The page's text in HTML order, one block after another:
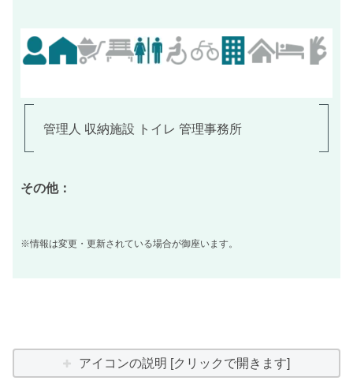
管理人 収納施設 トイレ 管理事務所
その他：
※情報は変更・更新されている場合が御座います。
アイコンの説明 [クリックで開きます]